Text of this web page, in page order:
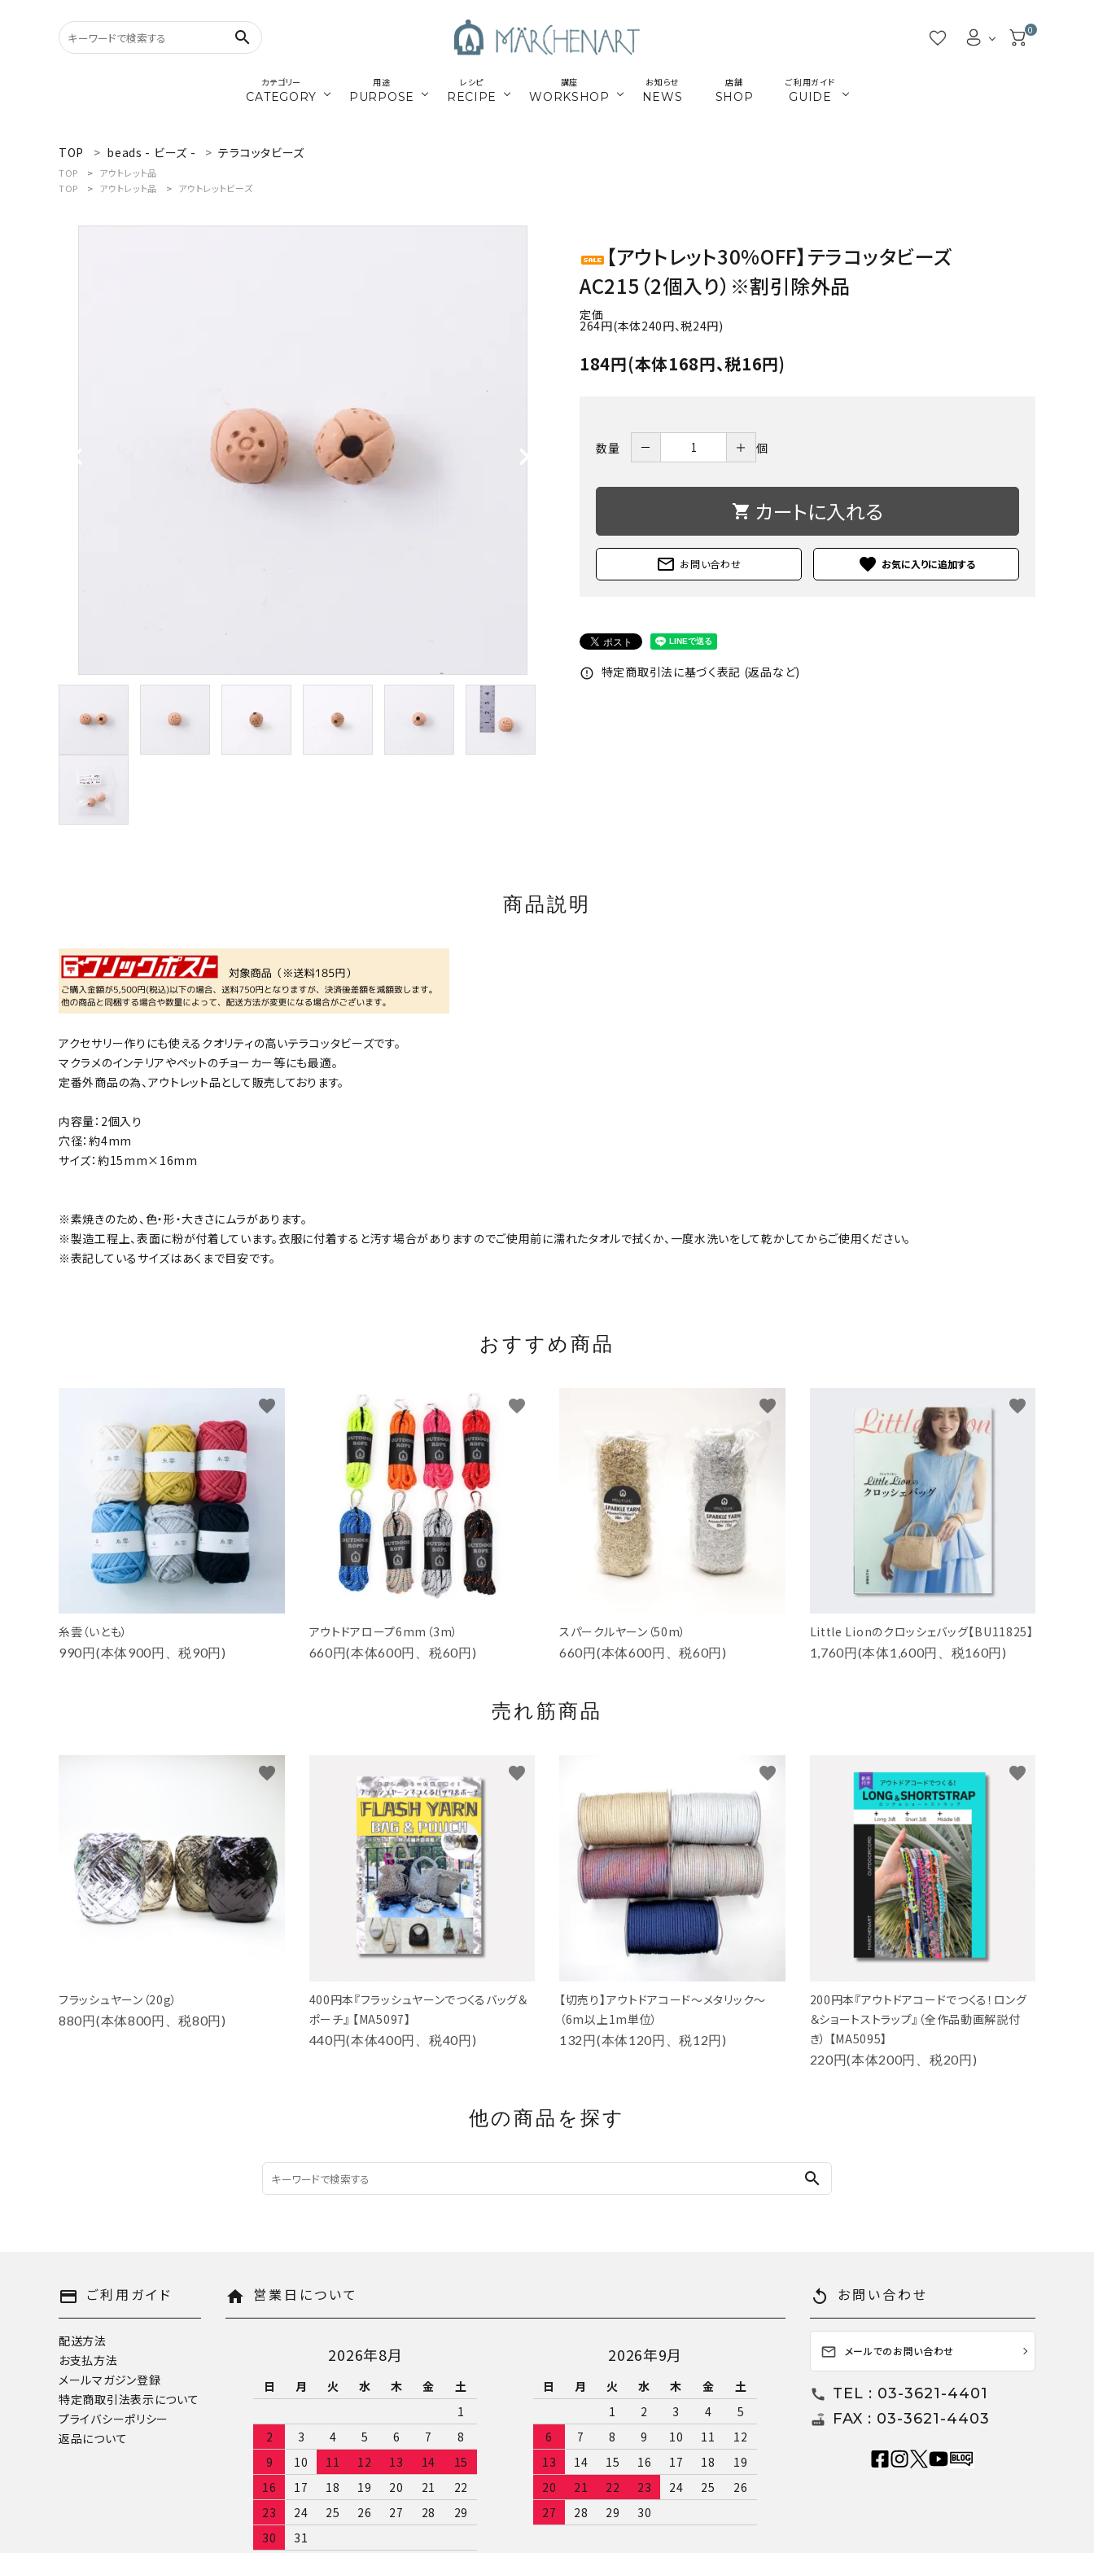
search 0
カテゴリー
CATEGORY
cords
online course
用途
PURPOSE
シルバー カギ
ウッド
お得な業務用 アウトレット
レシピ
RECIPE
講座
WORKSHOP
お知らせ
NEWS
店舗
SHOP
ご利用ガイド
GUIDE
TOP beads - ビーズ - テラコッタビーズ
TOP
アウトレット品
TOP
アウトレット品 アウトレットビーズ
【アウトレット30%OFF】テラコッタビーズ
AC215（2個入り）※割引除外品
定価
264円(本体240円、税24円)
184円(本体168円、税16円)
数量 － ＋ 個
shopping_cart カートに入れる
mail_outline お問い合わせ favorite
error_outline 特定商取引法に基づく表記 (返品など)
商品説明
アクセサリー作りにも使えるクオリティの高いテラコッタビーズです。
マクラメのインテリアやペットのチョーカー等にも最適。
定番外商品の為、アウトレット品として販売しております。
内容量：2個入り
穴径：約4mm
サイズ：約15mm×16mm
※素焼きのため、色・形・大きさにムラがあります。
※製造工程上、表面に粉が付着しています。衣服に付着すると汚す場合がありますのでご使用前に濡れたタオルで拭くか、一度水洗いをして乾かしてからご使用ください。
※表記しているサイズはあくまで目安です。
おすすめ商品
糸雲（いとも）
990円(本体900円、税90円)
favorite
アウトドアロープ6mm（3m）
660円(本体600円、税60円)
favorite
スパークルヤーン（50m）
660円(本体600円、税60円)
favorite
Little Lionのクロッシェバッグ【BU11825】
1,760円(本体1,600円、税160円)
favorite
売れ筋商品
フラッシュヤーン（20g）
880円(本体800円、税80円)
favorite
400円本『フラッシュヤーンでつくるバッグ＆
ポーチ』 【MA5097】
440円(本体400円、税40円)
favorite
【切売り】アウトドアコード～メタリック～
（6m以上1m単位）
132円(本体120円、税12円)
favorite
200円本『アウトドアコードでつくる！ロング
＆ショートストラップ』（全作品動画解説付
き） 【MA5095】
220円(本体200円、税20円)
favorite
他の商品を探す
search
payment ご利用ガイド
配送方法
お支払方法
メールマガジン登録
特定商取引法表示について
プライバシーポリシー
返品について
home 営業日について
2026年8月
日 月 火 水 木 金
土
1
2
3 4 5 6 7
8
9
10 11 12 13 14
15
16
17 18 19 20 21
22
23
24 25 26 27 28
29
30
31
2026年9月
日 月 火 水 木 金
土
1
2 3 4
5
6
7 8 9 10 11
12
13
14 15 16 17 18
19
20
21 22 23 24 25
26
27
28 29 30
replay お問い合わせ
mail_outline メールでのお問い合わせ
call TEL : 03-3621-4401
router FAX : 03-3621-4403